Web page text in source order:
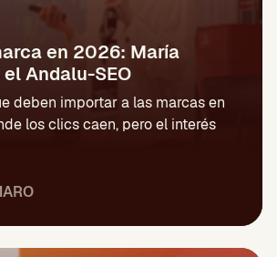
en 2026: María
Andalu-SEO
deben importar a las marcas en
los clics caen, pero el interés